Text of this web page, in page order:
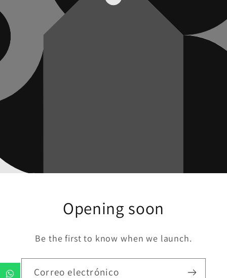
Opening soon
Be the first to know when we launch.
Correo electrónico